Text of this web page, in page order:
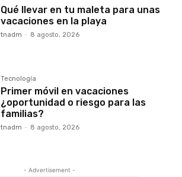
Qué llevar en tu maleta para unas
vacaciones en la playa
tnadm - 8 agosto, 2026
Tecnología
Primer móvil en vacaciones
¿oportunidad o riesgo para las
familias?
tnadm - 8 agosto, 2026
- Advertisement -